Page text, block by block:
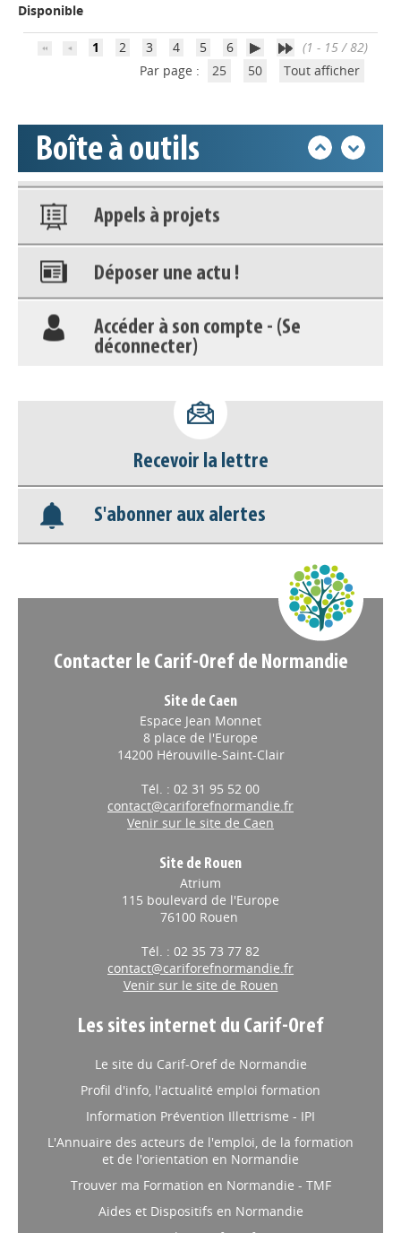
Disponible
1 2 3 4 5 6
(1 - 15 / 82)
Par page :
25 50 Tout afficher
Boîte à outils
déconnecter)
Nos veilles Scoop.it
Appels à projets
Déposer une actu !
Accéder à son compte - (Se
déconnecter)
Nos veilles Scoop.it
Appels à projets
Recevoir la lettre
S'abonner aux alertes
Contacter le Carif-Oref de Normandie
Site de Caen
Espace Jean Monnet
8 place de l'Europe
14200 Hérouville-Saint-Clair
Tél. : 02 31 95 52 00
contact@cariforefnormandie.fr
Venir sur le site de Caen
Site de Rouen
Atrium
115 boulevard de l'Europe
76100 Rouen
Tél. : 02 35 73 77 82
contact@cariforefnormandie.fr
Venir sur le site de Rouen
Les sites internet du Carif-Oref
Le site du Carif-Oref de Normandie
Profil d'info, l'actualité emploi formation
Information Prévention Illettrisme - IPI
L'Annuaire des acteurs de l'emploi, de la formation
et de l'orientation en Normandie
Trouver ma Formation en Normandie - TMF
Aides et Dispositifs en Normandie